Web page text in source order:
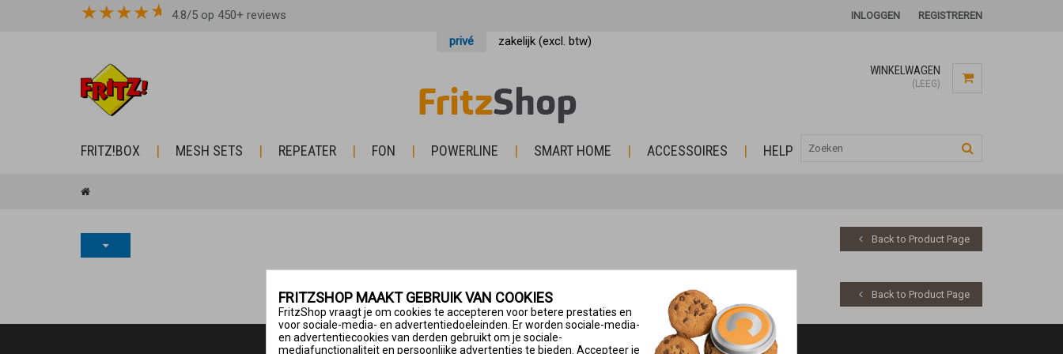
★★★★ 4.8/5 op 450+ reviews INLOGGEN REGISTREREN
privé zakelijk (excl. btw)
WINKELWAGEN
(LEEG)
FRITZ!BOX MESH SETS REPEATER FON POWERLINE SMART HOME ACCESSOIRES HELP
Back to Product Page
Back to Product Page
FRITZSHOP MAAKT GEBRUIK VAN COOKIES
FritzShop vraagt je om cookies te accepteren voor betere prestaties en
voor sociale-media- en advertentiedoeleinden. Er worden sociale-media-
en advertentiecookies van derden gebruikt om je sociale-
mediafunctionaliteit en persoonlijke advertenties te bieden. Accepteer je